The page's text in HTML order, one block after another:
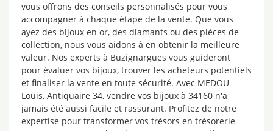
vous offrons des conseils personnalisés pour vous
accompagner à chaque étape de la vente. Que vous
ayez des bijoux en or, des diamants ou des pièces de
collection, nous vous aidons à en obtenir la meilleure
valeur. Nos experts à Buzignargues vous guideront
pour évaluer vos bijoux, trouver les acheteurs potentiels
et finaliser la vente en toute sécurité. Avec MEDOU
Louis, Antiquaire 34, vendre vos bijoux à 34160 n'a
jamais été aussi facile et rassurant. Profitez de notre
expertise pour transformer vos trésors en trésorerie